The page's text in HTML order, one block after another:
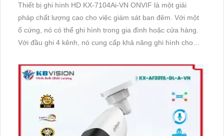
Thiết bị ghi hình HD KX-7104Ai-VN ONVIF là một giải
pháp chất lượng cao cho việc giám sát ban đêm. Với một
ổ cứng, nó có thể ghi hình trong gia đình hoặc cửa hàng.
Với đầu ghi 4 kênh, nó cung cấp khả năng ghi hình cho
thuật như AHD, CVI, TVI, BCS, giúp tiết kiệm chi phí